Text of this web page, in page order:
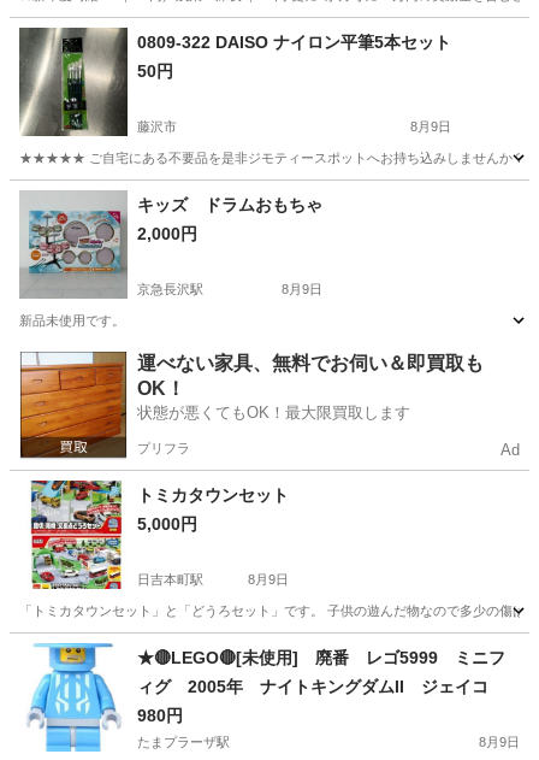
神奈川 藤沢市 0809-322 DAISO ナイロン平筆5本セット
50円
藤沢市 8月9日
★★★★★ ご自宅にある不要品を是非ジモティースポットへお持ち込みしませんか？
神奈川 藤沢市 おもちゃ DAISO
キッズ ドラムおもちゃ
2,000円
京急長沢駅 8月9日
新品未使用です。
神奈川 横須賀市 京急長沢駅 パズル
運べない家具、無料でお伺い＆即買取も
OK！
状態が悪くてもOK！最大限買取します
プリフラ Ad
トミカタウンセット
5,000円
日吉本町駅 8月9日
「トミカタウンセット」と「どうろセット」です。 子供の遊んだ物なので多少の傷
神奈川 川崎市 日吉本町駅 ミニカー
★🔴LEGO🔴[未使用] 廃番 レゴ5999 ミニフ
ィグ 2005年 ナイトキングダムII ジェイコ
980円
たまプラーザ駅 8月9日